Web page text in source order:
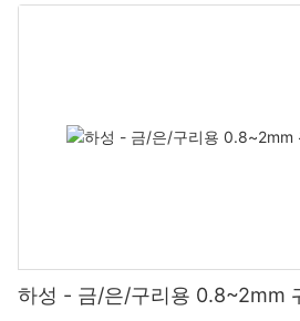
하성 - 금/은/구리용 0.8~2mm